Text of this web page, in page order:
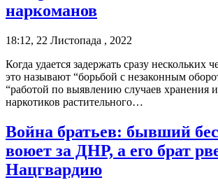
наркоманов
18:12, 22 Листопада , 2022
Когда удается задержать сразу нескольких
это называют “борьбой с незаконным
“работой по выявлению случаев хранения
наркотиков растительного…
Война братьев: бывший
воюет за ДНР, а его брат
Нацгвардию